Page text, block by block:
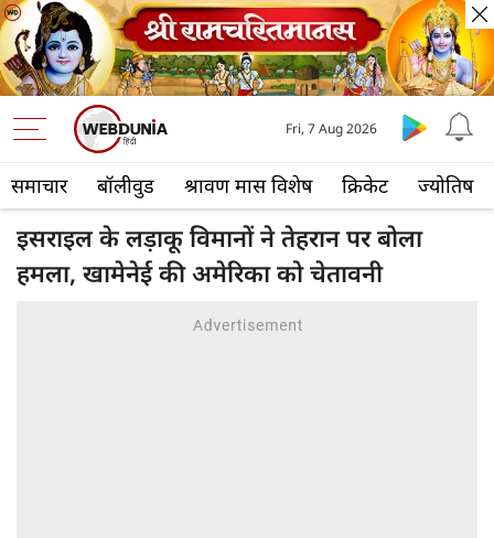
समाचार बॉलीवुड श्रावण मास विशेष क्रिकेट ज्योतिष
Fri, 7 Aug 2026
इसराइल के लड़ाकू विमानों ने तेहरान पर बोला
हमला, खामेनेई की अमेरिका को चेतावनी